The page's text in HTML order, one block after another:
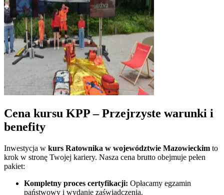
Cena kursu KPP – Przejrzyste warunki i
benefity
Inwestycja w kurs Ratownika w województwie Mazowieckim to
krok w stronę Twojej kariery. Nasza cena brutto obejmuje pełen
pakiet:
Kompletny proces certyfikacji: Opłacamy egzamin
państwowy i wydanie zaświadczenia.